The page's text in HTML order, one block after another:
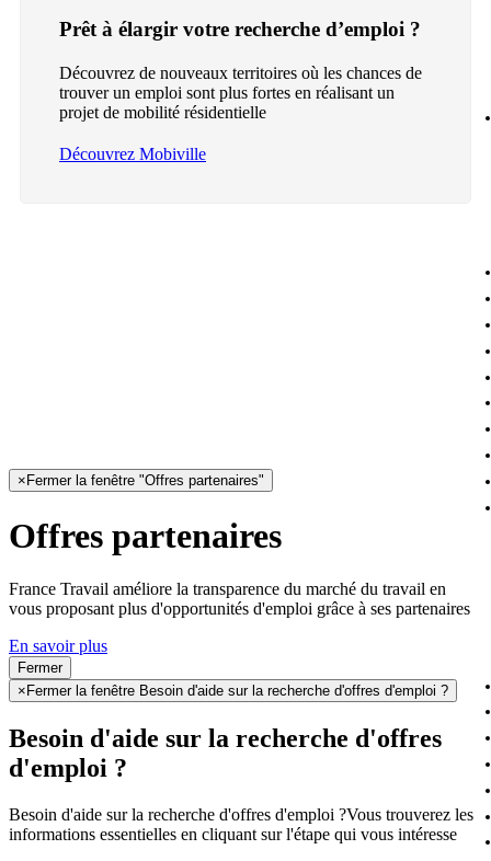
Prêt à élargir votre recherche d’emploi ?
Découvrez de nouveaux territoires où les chances de
trouver un emploi sont plus fortes en réalisant un
projet de mobilité résidentielle
Découvrez Mobiville
× Fermer la fenêtre "Offres partenaires"
Offres partenaires
France Travail améliore la transparence du marché du travail en
vous proposant plus d'opportunités d'emploi grâce à ses partenaires
En savoir plus
Fermer
× Fermer la fenêtre Besoin d'aide sur la recherche d'offres d'emploi ?
Besoin d'aide sur la recherche d'offres
d'emploi ?
Besoin d'aide sur la recherche d'offres d'emploi ?Vous trouverez les
informations essentielles en cliquant sur l'étape qui vous intéresse